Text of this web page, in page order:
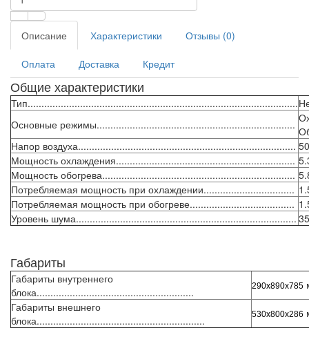
Описание Характеристики Отзывы (0)
Оплата Доставка Кредит
Общие характеристики
Тип..................................................................................................
Основные режимы........................................................................
Напор воздуха...............................................................................
Мощность охлаждения.................................................................
Мощность обогрева......................................................................
Потребляемая мощность при охлаждении.................................
Потребляемая мощность при обогреве......................................
Уровень шума................................................................................
Габариты
Габариты внутреннего
блока.........................................................
290x890x785
Габариты внешнего
блока.............................................................
530x800x286